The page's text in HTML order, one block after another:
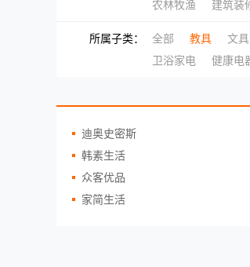
农林牧渔
建筑装
所属子类： 全部 教具 文具
卫浴家电
健康电
迪奥史密斯
韩素生活
众客优品
家简生活